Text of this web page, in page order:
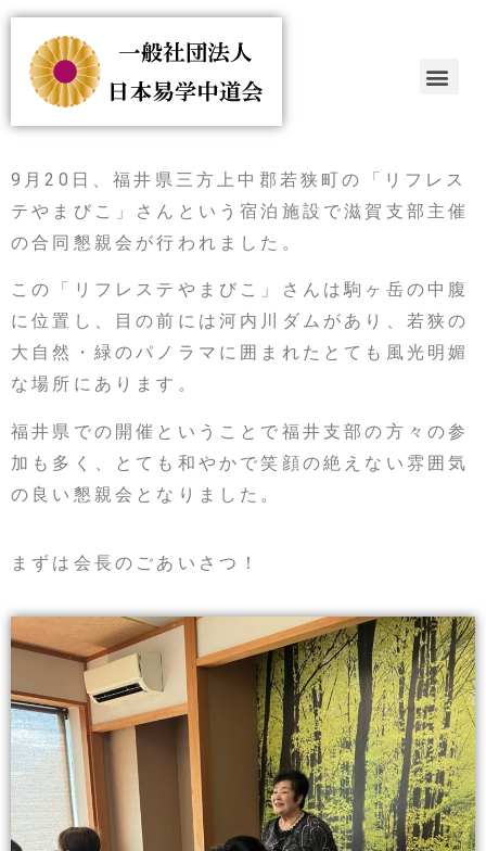
9月20日、福井県三方上中郡若狭町の「リフレス
テやまびこ」さんという宿泊施設で滋賀支部主催
の合同懇親会が行われました。
この「リフレステやまびこ」さんは駒ヶ岳の中腹
に位置し、目の前には河内川ダムがあり、若狭の
大自然・緑のパノラマに囲まれたとても風光明媚
な場所にあります。
福井県での開催ということで福井支部の方々の参
加も多く、とても和やかで笑顔の絶えない雰囲気
の良い懇親会となりました。
まずは会長のごあいさつ！